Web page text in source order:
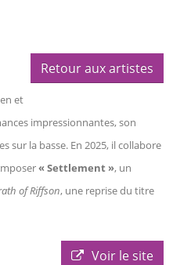
Retour aux artistes
et
impressionnantes, son
sur la basse. En 2025, il collabore
« Settlement », un
of Riffson, une reprise du titre
Voir le site